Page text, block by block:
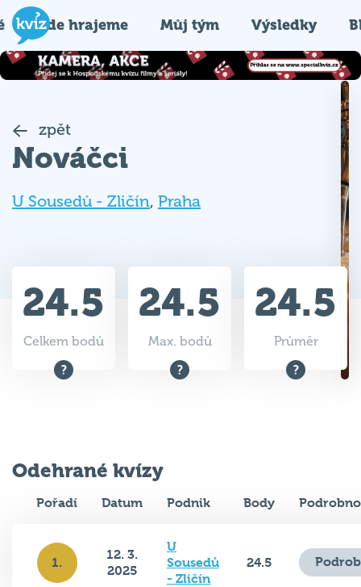
Kde hrajeme Můj tým Výsledky
zpět
Nováčci
U Sousedů - Zličín, Praha
24.5
Celkem bodů
24.5
Max. bodů
24.5
Průměr
Odehrané kvízy
Pořadí Datum Podnik Body
1.
12. 3.
2025
U
Sousedů
- Zličín
24.5